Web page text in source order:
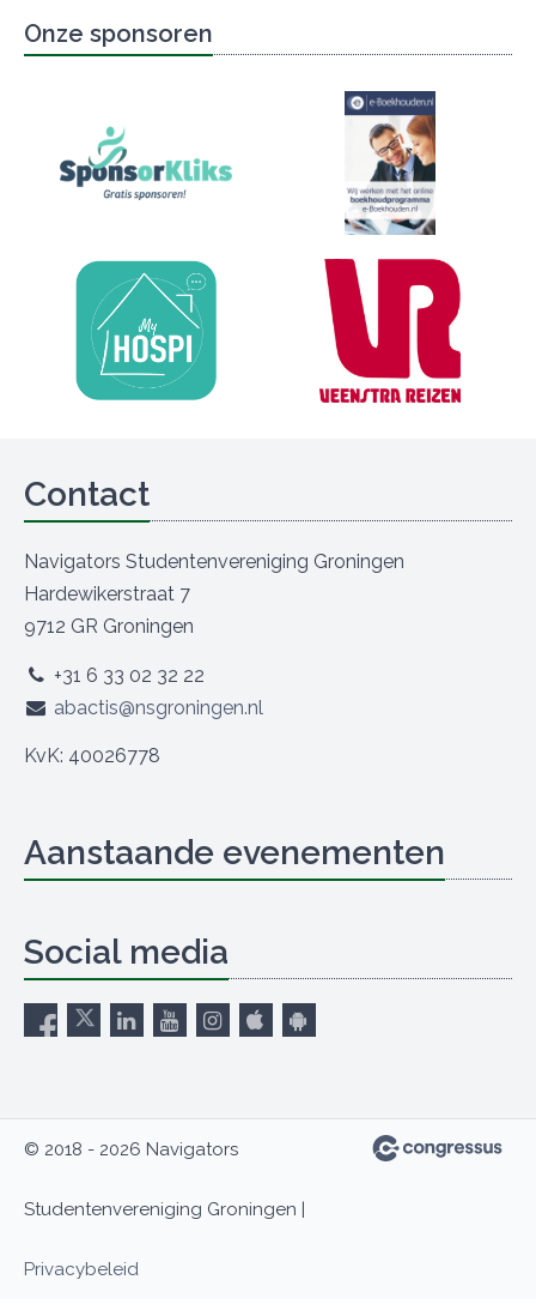
Onze sponsoren
Contact
Navigators Studentenvereniging Groningen
Hardewikerstraat 7
9712 GR Groningen
+31 6 33 02 32 22
abactis@nsgroningen.nl
KvK: 40026778
Aanstaande evenementen
Social media
© 2018 - 2026 Navigators
Studentenvereniging Groningen |
Privacybeleid